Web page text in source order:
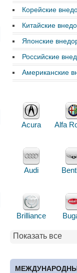
Корейские
Китайские
Японские
Российские
Американские
Acura Alfa
Audi
Brilliance
Cadillac
Показать все